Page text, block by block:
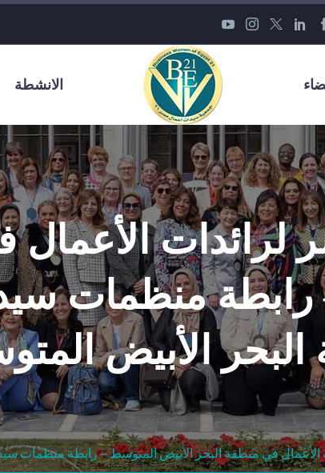
الانشطة
لرائدات
رابطة منظمات
الأبيض
الأعمال في منطقة البحر الأبيض المتوسط – رابطة منظمات